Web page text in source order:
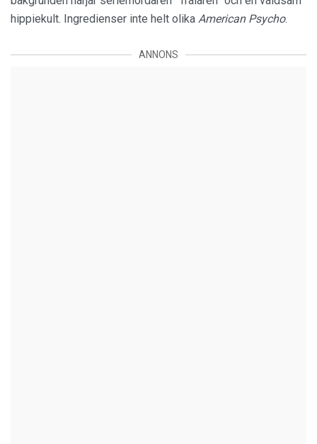
hippiekult. Ingredienser inte helt olika American Psycho.
ANNONS